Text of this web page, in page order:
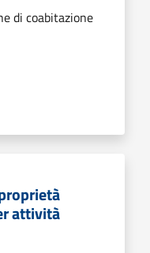
di coabitazione
attività